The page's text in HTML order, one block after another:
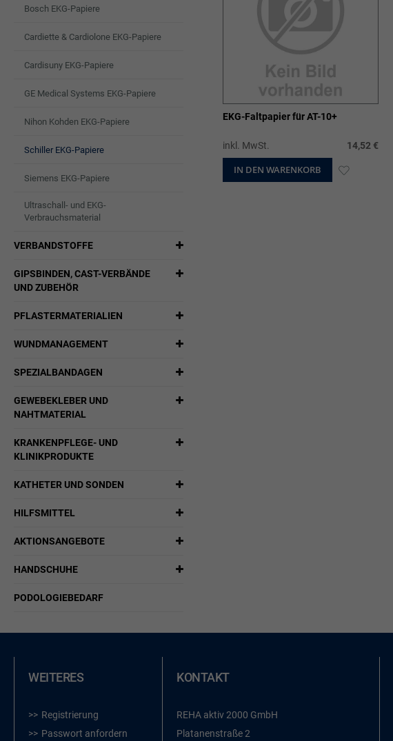
EKG-Faltpapier für AT-10+
inkl. MwSt. 14,52 €
IN DEN WARENKORB
Bosch EKG-Papiere
Cardiette & Cardiolone EKG-Papiere
Cardisuny EKG-Papiere
GE Medical Systems EKG-Papiere
Nihon Kohden EKG-Papiere
Schiller EKG-Papiere
Siemens EKG-Papiere
Ultraschall- und EKG-
Verbrauchsmaterial
VERBANDSTOFFE
GIPSBINDEN, CAST-VERBÄNDE
UND ZUBEHÖR
PFLASTERMATERIALIEN
WUNDMANAGEMENT
SPEZIALBANDAGEN
GEWEBEKLEBER UND
NAHTMATERIAL
KRANKENPFLEGE- UND
KLINIKPRODUKTE
KATHETER UND SONDEN
HILFSMITTEL
AKTIONSANGEBOTE
HANDSCHUHE
PODOLOGIEBEDARF
WEITERES
Registrierung
Passwort anfordern
KONTAKT
REHA aktiv 2000 GmbH
Platanenstraße 2